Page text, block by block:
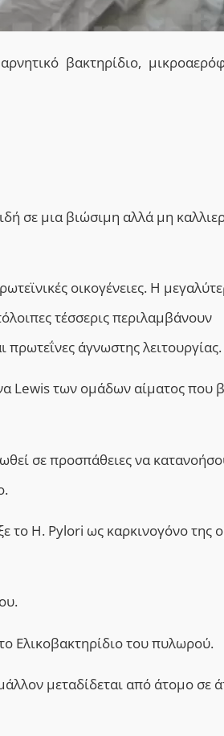
βακτηρίδιο,
σε μια βιώσιμη αλλά μη
οικογένειες. Η
τέσσερις περιλαμβάνουν
πρωτεΐνες άγνωστης λειτουργίας.
Lewis των ομάδων αίματος που
σε προσπάθειες να
το H. Pylori ως καρκινογόνο της
Ελικοβακτηρίδιο του πυλωρού.
μεταδίδεται από άτομο σε